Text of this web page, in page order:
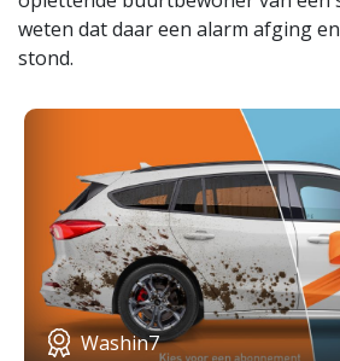
weten dat daar een alarm afging
stond.
Washin7